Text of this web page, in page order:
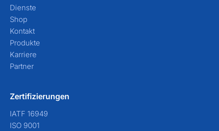
Dienste
Shop
Kontakt
Produkte
Karriere
Partner
Zertifizierungen
IATF 16949
ISO 9001